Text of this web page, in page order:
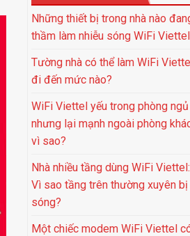
Những thiết bị trong nhà nào
thầm làm nhiễu sóng WiFi
Tường nhà có thể làm WiFi
đi đến mức nào?
WiFi Viettel yếu trong phòng ngủ
nhưng lại mạnh ngoài phòng
vì sao?
Nhà nhiều tầng dùng WiFi Viettel:
Vì sao tầng trên thường xuyên bị
sóng?
Một chiếc modem WiFi Viettel